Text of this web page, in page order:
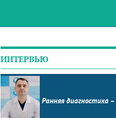
ИНТЕРВЬЮ
Ранняя диагностика